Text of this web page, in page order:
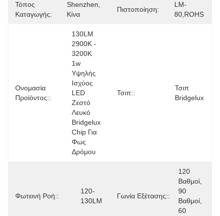
Τόπος
Καταγωγής:
Shenzhen,
Κίνα
Πιστοποίηση:
LM-
80,ROHS
Ονομασία
Προϊόντος::
130LM
2900K -
3200K
1w
Υψηλής
Ισχύος
LED
Ζεστό
Λευκό
Bridgelux
Chip Για
Φως
Δρόμου
Τσιπ::
Τσιπ
Bridgelux
Φωτεινή Ροή::
120-
130LM
Γωνία Εξέτασης::
120
Βαθμοί,
90
Βαθμοί,
60